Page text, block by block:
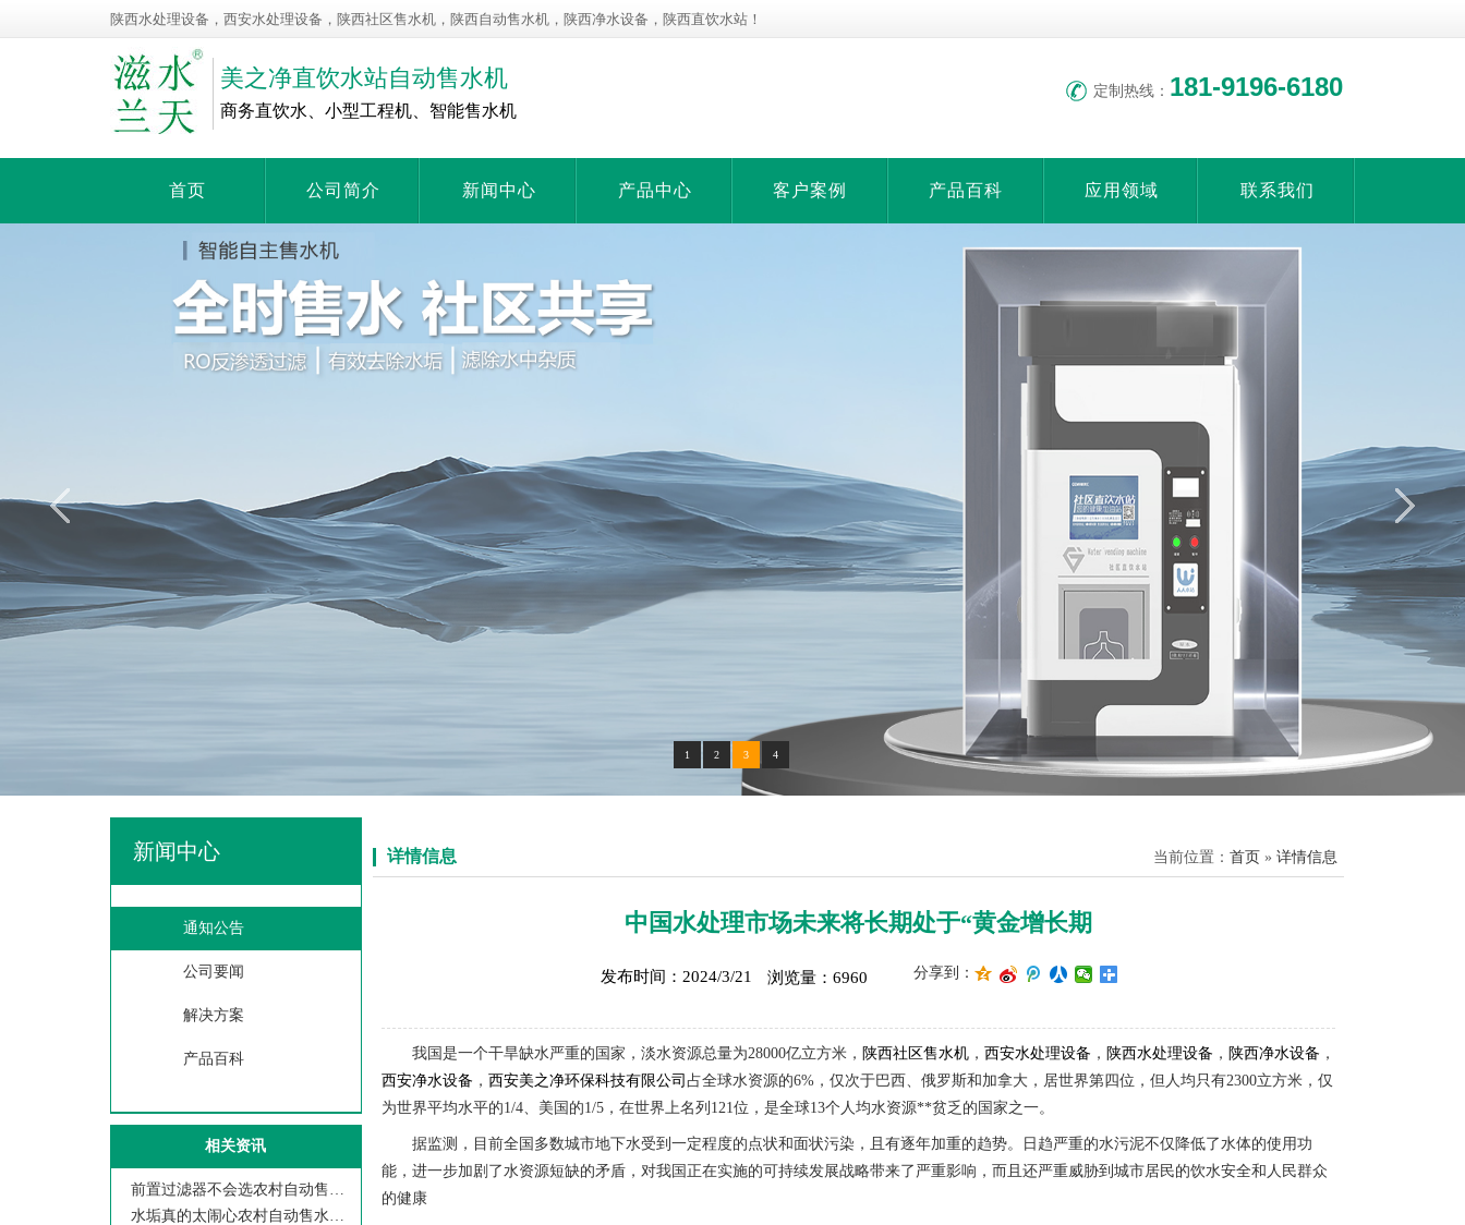
陕西水处理设备，西安水处理设备，陕西社区售水机，陕西自动售水机，陕西净水设备，陕西直饮水站！
美之净直饮水站自动售水机
商务直饮水、小型工程机、智能售水机
定制热线： 181-9196-6180
首页 公司简介 新闻中心 产品中心 客户案例 产品百科 应用领域 联系我们
1 2 3 4
新闻中心
通知公告
公司要闻
解决方案
产品百科
相关资讯
前置过滤器不会选农村自动售水机陕西自
水垢真的太闹心农村自动售水机陕西自动
详情信息 当前位置：首页 »详情信息
中国水处理市场未来将长期处于“黄金增长期
发布时间：2024/3/21 浏览量：6960 分享到：
我国是一个干旱缺水严重的国家，淡水资源总量为28000亿立方米， 陕西社区售水机 ，西安水处理设备 ， 陕西水处理设备 ， 陕西净水设备 ，
西安净水设备 ，西安美之净环保科技有限公司占全球水资源的6%，仅次于巴西、俄罗斯和加拿大，居世界第四位，但人均只有2300立方米，仅
为世界平均水平的1/4、美国的1/5，在世界上名列121位，是全球13个人均水资源**贫乏的国家之一。
据监测，目前全国多数城市地下水受到一定程度的点状和面状污染，且有逐年加重的趋势。日趋严重的水污泥不仅降低了水体的使用功
能，进一步加剧了水资源短缺的矛盾，对我国正在实施的可持续发展战略带来了严重影响，而且还严重威胁到城市居民的饮水安全和人民群众
的健康